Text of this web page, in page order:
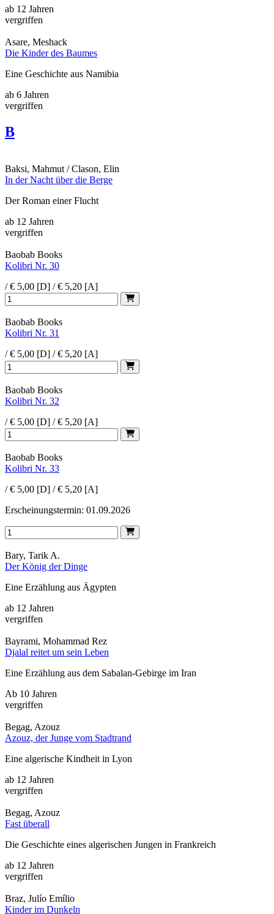
ab 12 Jahren
vergriffen
Asare, Meshack
Die Kinder des Baumes
Eine Geschichte aus Namibia
ab 6 Jahren
vergriffen
B
Baksi, Mahmut / Clason, Elin
In der Nacht über die Berge
Der Roman einer Flucht
ab 12 Jahren
vergriffen
Baobab Books
Kolibri Nr. 30
/ € 5,00 [D] / € 5,20 [A]
Baobab Books
Kolibri Nr. 31
/ € 5,00 [D] / € 5,20 [A]
Baobab Books
Kolibri Nr. 32
/ € 5,00 [D] / € 5,20 [A]
Baobab Books
Kolibri Nr. 33
/ € 5,00 [D] / € 5,20 [A]
Erscheinungstermin: 01.09.2026
Bary, Tarik A.
Der König der Dinge
Eine Erzählung aus Ägypten
ab 12 Jahren
vergriffen
Bayrami, Mohammad Rez
Djalal reitet um sein Leben
Eine Erzählung aus dem Sabalan-Gebirge im Iran
Ab 10 Jahren
vergriffen
Begag, Azouz
Azouz, der Junge vom Stadtrand
Eine algerische Kindheit in Lyon
ab 12 Jahren
vergriffen
Begag, Azouz
Fast überall
Die Geschichte eines algerischen Jungen in Frankreich
ab 12 Jahren
vergriffen
Braz, Julío Emílio
Kinder im Dunkeln